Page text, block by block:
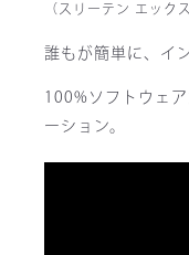
（スリーテン エックス
誰もが簡単に、イ
100%ソフトウェ
ーション。